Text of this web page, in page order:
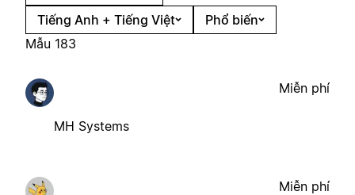
Tiếng Anh + Tiếng Việt
Phổ biến
Mẫu 183
MH Systems
Miễn phí
Miễn phí